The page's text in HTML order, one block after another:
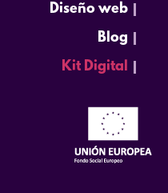
Diseño web
Blog
Kit Digital